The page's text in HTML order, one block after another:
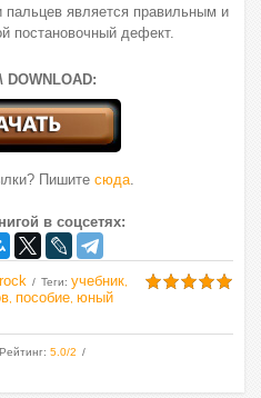
пальцев является правильным и
постановочный дефект.
Пишите сюда.
в соцсетях:
Теги: учебник
пособие юный
Рейтинг: 5.0/2